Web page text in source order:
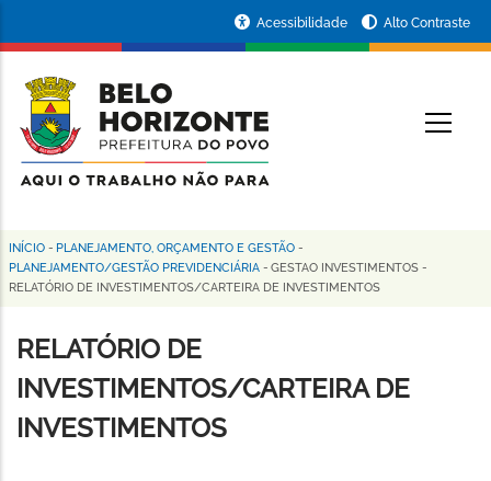
conteúdo
principal
da
Prefeitura
de
Horizonte
Acessibilidade Alto Contraste
Trilha
de
navegação
INÍCIO - PLANEJAMENTO, ORÇAMENTO E GESTÃO -
PLANEJAMENTO/GESTÃO PREVIDENCIÁRIA - GESTAO INVESTIMENTOS -
RELATÓRIO DE INVESTIMENTOS/CARTEIRA DE INVESTIMENTOS
RELATÓRIO DE
INVESTIMENTOS/CARTEIRA DE
INVESTIMENTOS